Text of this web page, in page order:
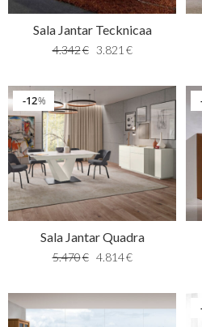
Sala Jantar Tecknicaa
4.342€ 3.821 €
%
12
Sala Jantar Quadra
5.470€ 4.814€